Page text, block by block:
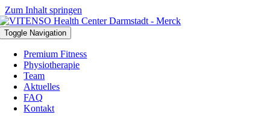
Zum Inhalt springen
Toggle Navigation
Premium Fitness
Physiotherapie
Team
Aktuelles
FAQ
Kontakt